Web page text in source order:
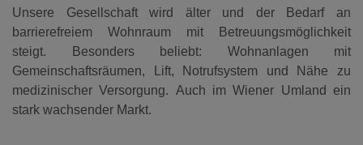
Unsere Gesellschaft wird älter und der Bedarf an
barrierefreiem Wohnraum mit Betreuungsmöglichkeit
steigt. Besonders beliebt: Wohnanlagen mit
Gemeinschaftsräumen, Lift, Notrufsystem und Nähe zu
medizinischer Versorgung. Auch im Wiener Umland ein
stark wachsender Markt.